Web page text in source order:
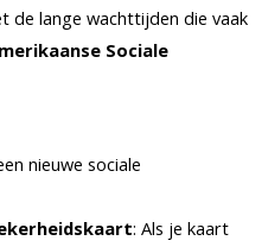
de lange wachttijden die vaak
Sociale
nieuwe sociale
: Als je kaart